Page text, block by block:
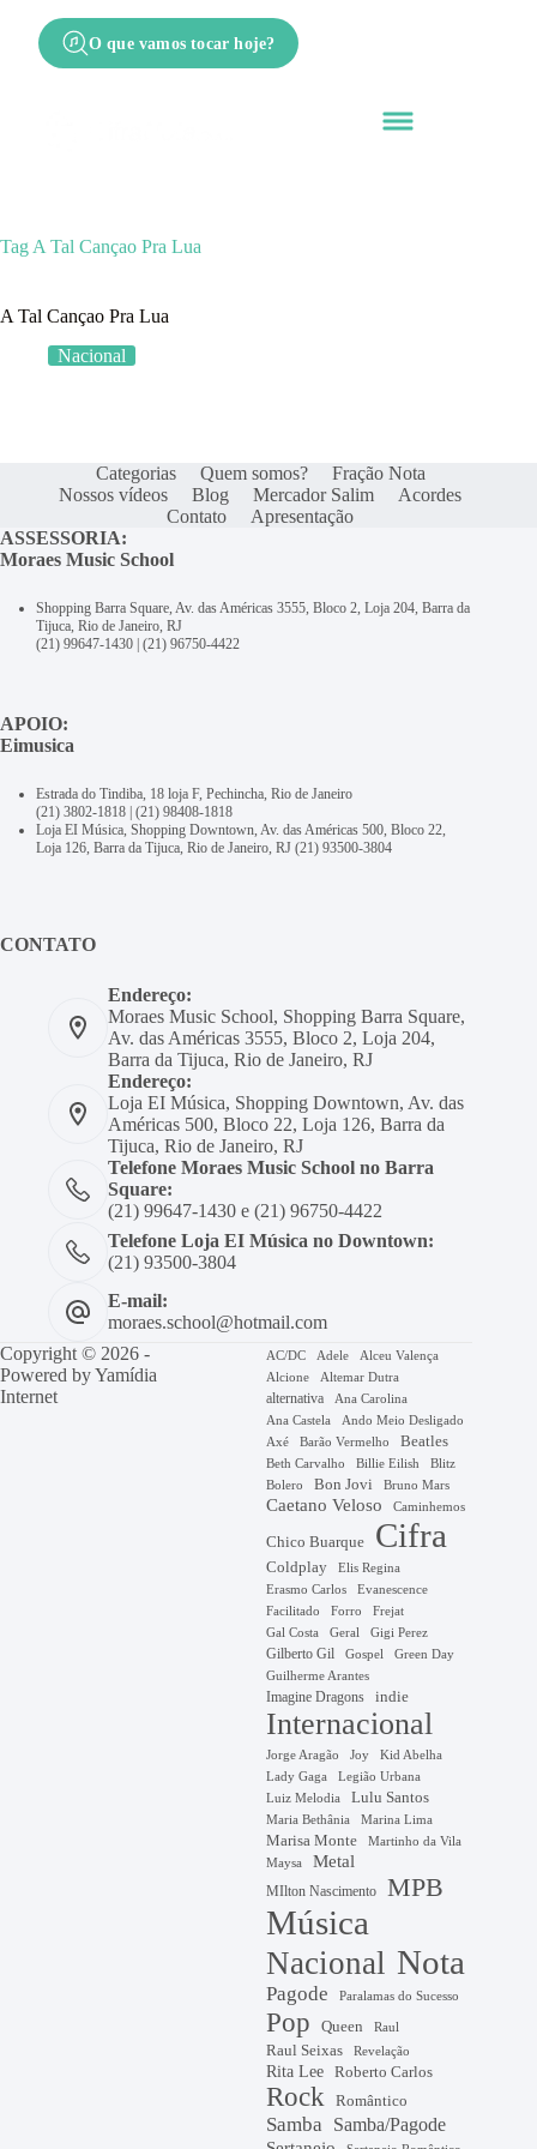
O que vamos tocar hoje?
Tag A Tal Cançao Pra Lua
A Tal Cançao Pra Lua
Nacional
Categorias Quem somos?
Fração Nota
Nossos vídeos
Blog Mercador Salim
Acordes
Contato
Apresentação
ASSESSORIA:
Moraes Music School
Shopping Barra Square, Av. das Américas 3555, Bloco 2, Loja 204, Barra da
Tijuca, Rio de Janeiro, RJ
(21) 99647-1430 | (21) 96750-4422
APOIO:
Eimusica
Estrada do Tindiba, 18 loja F, Pechincha, Rio de Janeiro
(21) 3802-1818 | (21) 98408-1818
Loja EI Música, Shopping Downtown, Av. das Américas 500, Bloco 22,
Loja 126, Barra da Tijuca, Rio de Janeiro, RJ (21) 93500-3804
CONTATO
Endereço:
Moraes Music School, Shopping Barra Square,
Av. das Américas 3555, Bloco 2, Loja 204,
Barra da Tijuca, Rio de Janeiro, RJ
Endereço:
Loja EI Música, Shopping Downtown, Av. das
Américas 500, Bloco 22, Loja 126, Barra da
Tijuca, Rio de Janeiro, RJ
Telefone Moraes Music School no Barra
Square:
(21) 99647-1430 e (21) 96750-4422
Telefone Loja EI Música no Downtown:
(21) 93500-3804
E-mail:
moraes.school@hotmail.com
Copyright © 2026 -
Powered byYamídia
Internet
AC/DC Adele
Alceu Valença
Alcione
Altemar Dutra
alternativa
Ana Carolina
Ana Castela
Ando Meio Desligado
Axé Barão Vermelho Beatles
Beth Carvalho Billie Eilish
Blitz
Bolero
Bon Jovi Bruno Mars
Caetano Veloso Caminhemos
Chico Buarque Cifra
Coldplay
Elis Regina
Erasmo Carlos
Evanescence
Facilitado
Forro Frejat
Gal Costa Geral Gigi Perez
Gilberto Gil Gospel Green Day
Guilherme Arantes
Imagine Dragons indie
Internacional
Jorge Aragão Joy Kid Abelha
Lady Gaga
Legião Urbana
Luiz Melodia
Lulu Santos
Maria Bethânia Marina Lima
Marisa Monte
Martinho da Vila
Maysa
Metal
MIlton Nascimento MPB
Música
Nacional Nota
Pagode Paralamas do Sucesso
Pop Queen Raul
Raul Seixas Revelação
Rita Lee Roberto Carlos
Rock Romântico
Samba
Samba/Pagode